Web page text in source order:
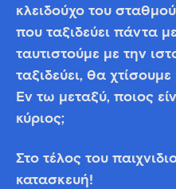
κλειδούχο του
που ταξιδεύει πάντα
ταυτιστούμε με την
ταξιδεύει, θα
Εν τω μεταξύ, ποιος
κύριος;
Στο τέλος του
κατασκευή!